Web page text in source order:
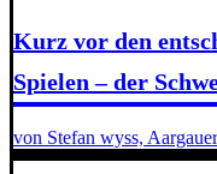
Kurz vor den
Spielen – der
von Stefan wyss,